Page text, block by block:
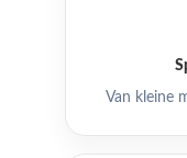
Van kleine